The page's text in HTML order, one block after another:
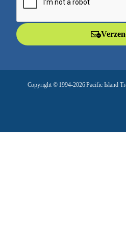
a
Copyright © 1994-2026 Pacific Island